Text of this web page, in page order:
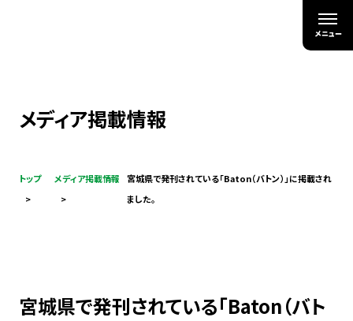
メディア掲載情報
トップ メディア掲載情報
宮城県で発刊されている「Baton（バトン）」に掲載され
ました。
宮城県で発刊されている「Baton（バト